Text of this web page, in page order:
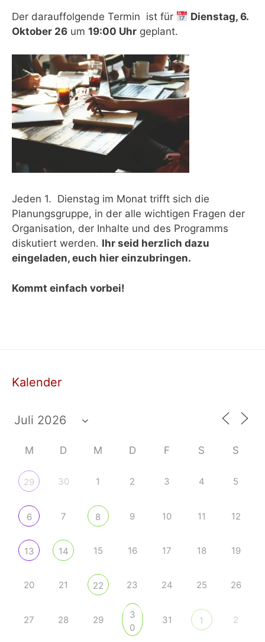
Der darauffolgende Termin ist für
Dienstag, 6.
Oktober 26 um 19:00 Uhr geplant.
Jeden 1. Dienstag im Monat trifft sich die
Planungsgruppe, in der alle wichtigen Fragen der
Organisation, der Inhalte und des Programms
diskutiert werden. Ihr seid herzlich dazu
eingeladen, euch hier einzubringen.
Kommt einfach vorbei!
Kalender
M D M D F S S
29 30 1 2 3 4 5
6 7 8 9 10 11 12
13 14 15 16 17 18 19
20 21 22 23 24 25 26
27 28 29
3
0
31 1 2